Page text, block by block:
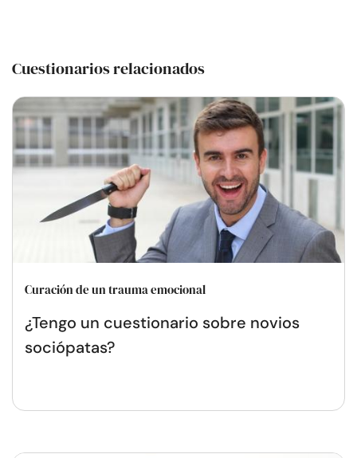
Cuestionarios relacionados
Curación de un trauma emocional
¿Tengo un cuestionario sobre novios
sociópatas?